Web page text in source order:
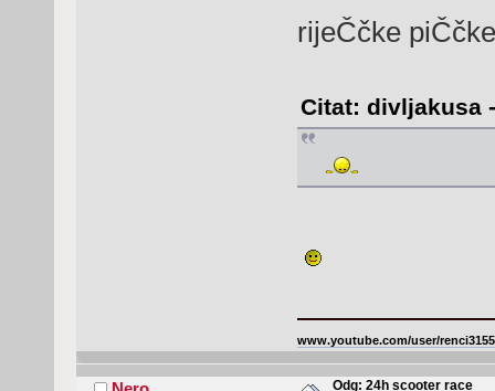
rijeČčke
Citat: divljakusa
www.youtube.com/user/
Odg: 24h scooter race